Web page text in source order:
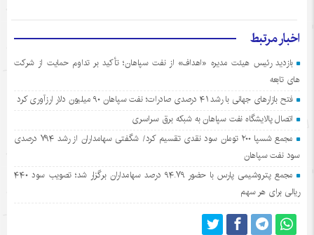
اخبار مرتبط
بازدید رئیس هیئت مدیره «اهداف» از نفت سپاهان؛ تأکید بر تداوم حمایت از شرکت
های تابعه
فتح بازارهای جهانی با رشد ۴۱ درصدی صادرات؛ نفت سپاهان ۹۰ میلیون دلار ارزآوری کرد
اتصال پالایشگاه نفت سپاهان به شبکه برق سراسری
مجمع شسپا ۲۰۰ تومان سود نقدی تقسیم کرد/ شگفتی سهامداران از رشد ۷۹۴ درصدی
سود نفت سپاهان
مجمع پتروشیمی پارس با حضور ۹۴.۷۹ درصد سهامداران برگزار شد؛ تصویب سود ۴۴۰
ریالی برای هر سهم